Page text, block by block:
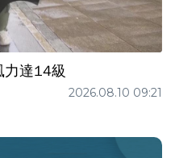
浙江 最大風力達14級
2026.08.10 09:21